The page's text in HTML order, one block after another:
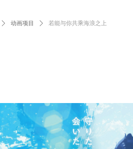
ꄲ 动画项目 ꄲ 若能与你共乘海浪之上